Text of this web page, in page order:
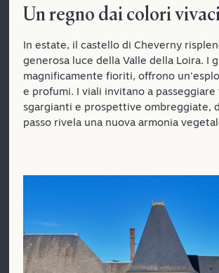
Un regno dai colori
In estate, il castello di Cheverny
generosa luce della Valle della Loira. I
magnificamente fioriti, offrono
e profumi. I viali invitano a
sgargianti e prospettive ombreggiate,
passo rivela una nuova armonia